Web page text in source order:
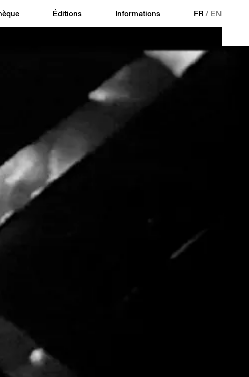
Éditions Informations FR/ EN